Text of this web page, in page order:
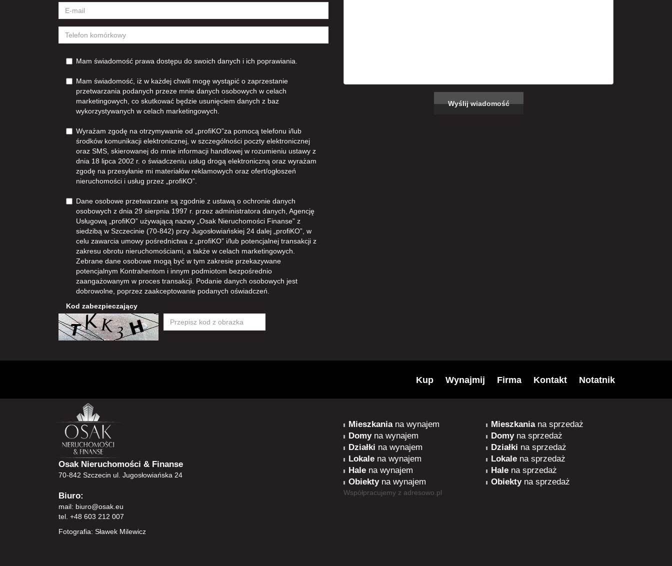
Mam świadomość prawa dostępu do swoich danych i ich poprawiania.
Mam świadomość, iż w każdej chwili mogę wystąpić o zaprzestanie
przetwarzania podanych przeze mnie danych osobowych w celach
marketingowych, co skutkować będzie usunięciem danych z baz
wykorzystywanych w celach marketingowych.
Wyrażam zgodę na otrzymywanie od „profiKO”za pomocą telefonu i/lub
środków komunikacji elektronicznej, w szczególności poczty elektronicznej
oraz SMS, skierowanej do mnie informacji handlowej w rozumieniu ustawy z
dnia 18 lipca 2002 r. o świadczeniu usług drogą elektroniczną oraz wyrażam
zgodę na przesyłanie mi materiałów reklamowych oraz ofert/ogłoszeń
nieruchomości i usług przez „profiKO”.
Dane osobowe przetwarzane są zgodnie z ustawą o ochronie danych
osobowych z dnia 29 sierpnia 1997 r. przez administratora danych, Agencję
Usługową „profiKO” używającą nazwy „Osak Nieruchomości Finanse” z
siedzibą w Szczecinie (70-842) przy Jugosłowiańskiej 24 dalej „profiKO”, w
celu zawarcia umowy pośrednictwa z „profiKO” i/lub potencjalnej transakcji z
zakresu obrotu nieruchomościami, a także w celach marketingowych.
Zebrane dane osobowe mogą być w tym zakresie przekazywane
potencjalnym Kontrahentom i innym podmiotom bezpośrednio
zaangażowanym w proces transakcji. Podanie danych osobowych jest
dobrowolne, poprzez zaakceptowanie podanych oświadczeń.
Kod zabezpieczający
Kup Wynajmij Firma Kontakt Notatnik
Osak Nieruchomości & Finanse
70-842 Szczecin ul. Jugosłowiańska 24
Biuro:
mail: biuro@osak.eu
tel. +48 603 212 007
Fotografia: Sławek Milewicz
Mieszkaniana wynajem
Domyna wynajem
Działki na wynajem
Lokale na wynajem
Hale na wynajem
Obiektyna wynajem
Współpracujemy z adresowo.pl
Mieszkaniana sprzedaż
Domyna sprzedaż
Działki na sprzedaż
Lokale na sprzedaż
Hale na sprzedaż
Obiektyna sprzedaż